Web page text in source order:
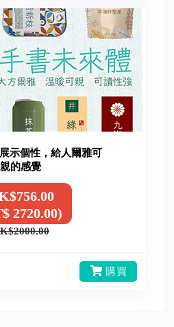
示個性，給人爾雅可
親的感覺
2720.00)
購買